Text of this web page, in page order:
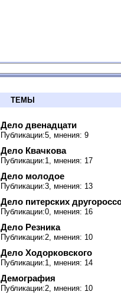
ТЕМЫ
Дело двенадцати
Публикации:5, мнения: 9
Дело Квачкова
Публикации:1, мнения: 17
Дело молодое
Публикации:3, мнения: 13
Дело питерских
Публикации:0, мнения: 16
Дело Резника
Публикации:2, мнения: 10
Дело Ходорковского
Публикации:1, мнения: 14
Демография
Публикации:2, мнения: 10